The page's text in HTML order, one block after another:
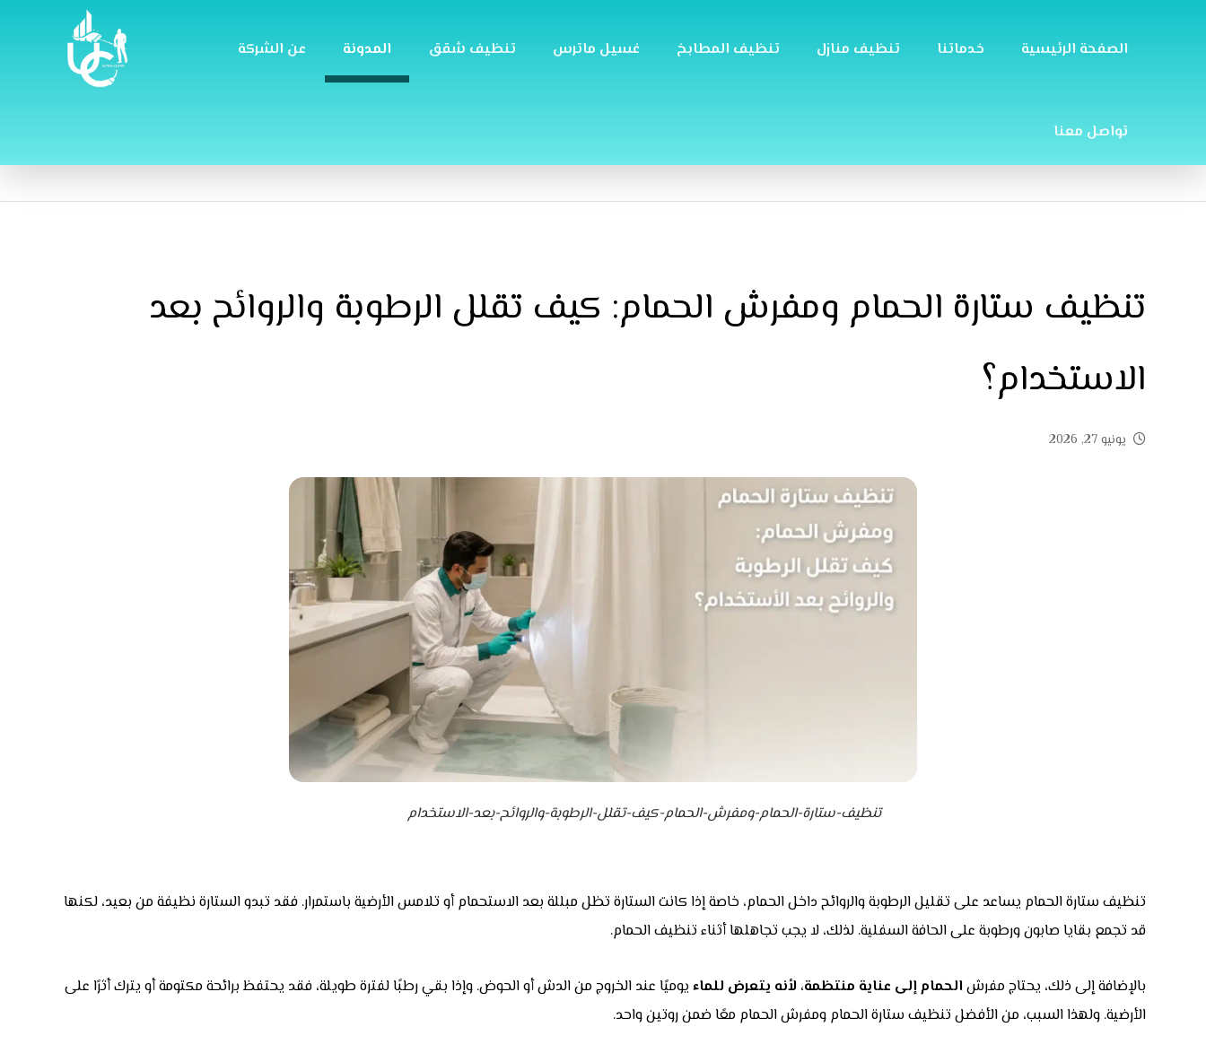
الصفحة الرئيسية خدماتنا تنظيف منازل تنظيف المطابخ غسيل ماترس تنظيف شقق المدونة عن الشركة
تواصل معنا
تنظيف ستارة الحمام ومفرش الحمام: كيف تقلل الرطوبة والروائح بعد
الاستخدام؟
يونيو 27, 2026
تنظيف-ستارة-الحمام-ومفرش-الحمام-كيف-تقلل-الرطوبة-والروائح-بعد-الاستخدام
تنظيف ستارة الحمام يساعد على تقليل الرطوبة والروائح داخل الحمام، خاصة إذا كانت الستارة تظل مبللة بعد الاستحمام أو تلامس الأرضية باستمرار. فقد تبدو الستارة نظيفة من بعيد، لكنها
قد تجمع بقايا صابون ورطوبة على الحافة السفلية. لذلك، لا يجب تجاهلها أثناء تنظيف الحمام.
بالإضافة إلى ذلك، يحتاج مفرش الحمام إلى عناية منتظمة، لأنه يتعرض للماء يوميًا عند الخروج من الدش أو الحوض. وإذا بقي رطبًا لفترة طويلة، فقد يحتفظ برائحة مكتومة أو يترك أثرًا على
الأرضية. ولهذا السبب، من الأفضل تنظيف ستارة الحمام ومفرش الحمام معًا ضمن روتين واحد.